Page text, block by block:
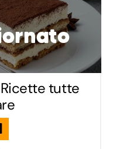
tutte